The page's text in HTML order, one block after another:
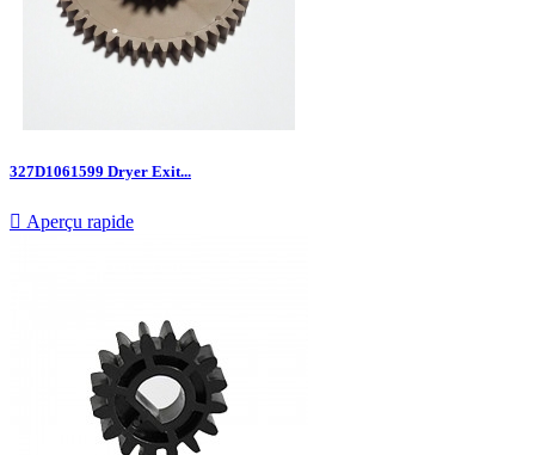
327D1061599 Dryer Exit...
 Aperçu rapide